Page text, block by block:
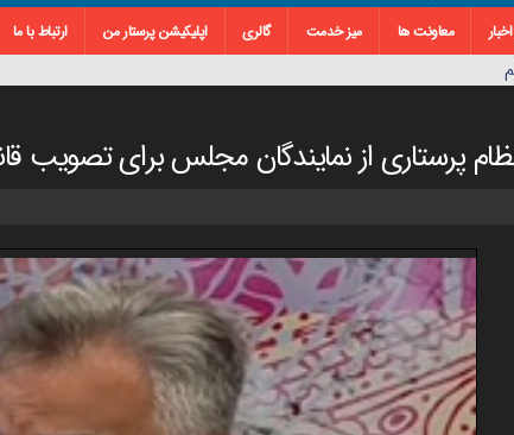
معاونت ها میز خدمت گالری اپلیکیشن پرستار من ارتباط با ما
پرستاری از نمایندگان مجلس برای تصویب